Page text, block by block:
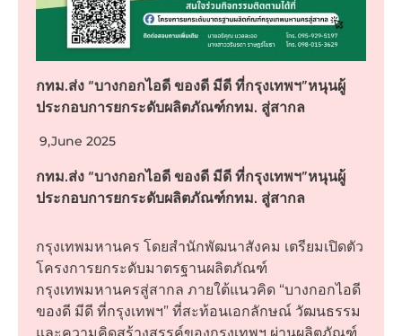
กทม.ส่ง “บางกอกไอดี ของดี มีดี ที่กรุงเทพฯ”หนุนผู้
ประกอบการยกระดับผลิตภัณฑ์กทม. สู่สากล
9,June 2025
กทม.ส่ง “บางกอกไอดี ของดี มีดี ที่กรุงเทพฯ”หนุนผู้
ประกอบการยกระดับผลิตภัณฑ์กทม. สู่สากล
กรุงเทพมหานคร โดยสำนักพัฒนาสังคม เตรียมเปิดตัว
โครงการยกระดับมาตรฐานผลิตภัณฑ์
กรุงเทพมหานครสู่สากล ภายใต้แนวคิด “บางกอกไอดี
ของดี มีดี ที่กรุงเทพฯ” ที่สะท้อนเอกลักษณ์ วัฒนธรรม